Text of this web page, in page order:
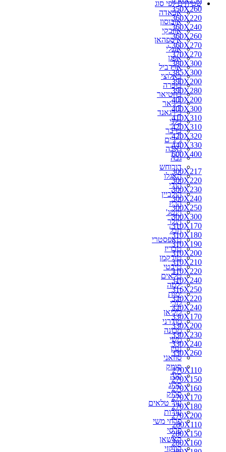
שטיחים לפי סוג
אבאדה
אובוסון
אוזבקי
איספהאן
אנגלי
אפגן
ארדביל
באלוצי
בוכרה
בחטיאר
ביג'אר
בירגאנד
בלגי
ברבר
ג'יג'ים
גאבה
גבה
דורוחש
האגלו
הודי
הולביין
הריז
וינטג'
זיגלר
חבל
טאפסטרי
טבריז
טורקמן
טיבטי
טלאים
ילמה
ימות
לורי
ליליאן
מודרני
מכונה
משי
נעין
סוזאני
סומק
סנה
סרוג
סרוק
עור טלאים
עורות
פרחי משי
פרסי
קאשאן
קווקזי
350X260
360X220
360X240
360X260
360X270
370X270
380X300
385X300
390X200
390X280
400X200
400X300
410X310
420X310
420X320
440X330
600X400
300X217
300X220
300X230
300X240
300X250
300X300
310X170
310X180
310X190
310X200
310X210
310X220
310X240
316X250
320X220
320X240
330X170
330X200
330X230
330X240
330X260
270X110
270X150
270X160
270X170
270X180
270X200
280X110
280X150
280X160
270X150
270X160
270X170
270X200
280X160
280X180
280X200
290X180
300X180
310X190
310X210
350X250
360X220
360X260
370X270
400X300